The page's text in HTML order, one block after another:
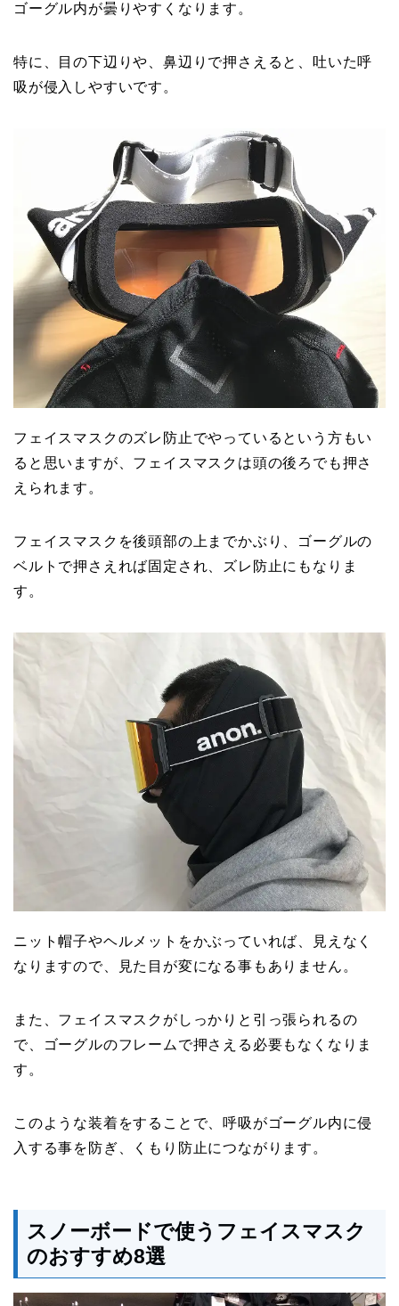
ゴーグル内が曇りやすくなります。
特に、目の下辺りや、鼻辺りで押さえると、吐いた呼
吸が侵入しやすいです。
フェイスマスクのズレ防止でやっているという方もい
ると思いますが、フェイスマスクは頭の後ろでも押さ
えられます。
フェイスマスクを後頭部の上までかぶり、ゴーグルの
ベルトで押さえれば固定され、ズレ防止にもなりま
す。
ニット帽子やヘルメットをかぶっていれば、見えなく
なりますので、見た目が変になる事もありません。
また、フェイスマスクがしっかりと引っ張られるの
で、ゴーグルのフレームで押さえる必要もなくなりま
す。
このような装着をすることで、呼吸がゴーグル内に侵
入する事を防ぎ、くもり防止につながります。
スノーボードで使うフェイスマスク
のおすすめ8選